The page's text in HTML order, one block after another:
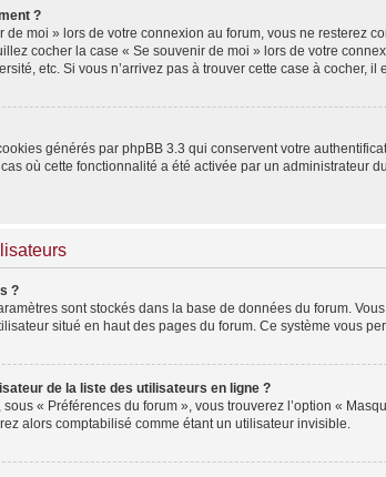
?
moi » lors de votre connexion au forum, vous ne resterez
cocher la case « Se souvenir de moi » lors de votre
etc. Si vous n’arrivez pas à trouver cette case à cocher,
générés par phpBB 3.3 qui conservent votre
où cette fonctionnalité a été activée par un
?
sont stockés dans la base de données du forum.
situé en haut des pages du forum. Ce système vous
de la liste des utilisateurs en ligne ?
« Préférences du forum », vous trouverez l’option «
alors comptabilisé comme étant un utilisateur invisible.